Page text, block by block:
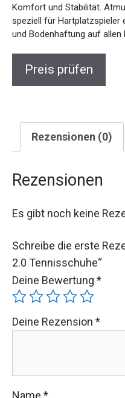
Komfort und Stabilität.
speziell für Hartplatzspieler
und Bodenhaftung auf allen
Preis prüfen
Rezensionen (0)
Rezensionen
Es gibt noch keine
Schreibe die erste
2.0 Tennisschuhe“
Deine Bewertung *
Deine Rezension *
Name *